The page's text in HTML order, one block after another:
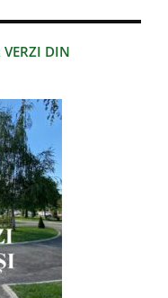
VERZI DIN